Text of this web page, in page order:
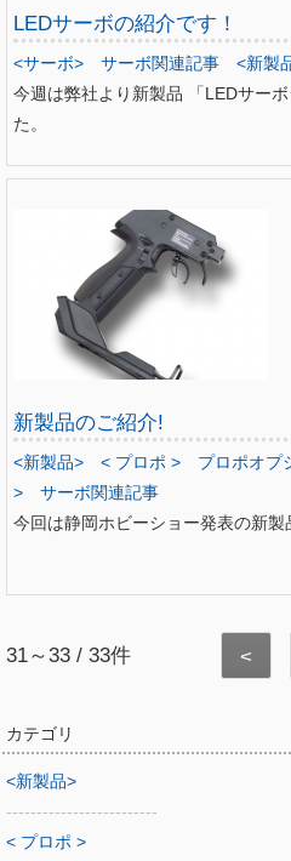
LEDサーボの紹介です！
<サーボ> サーボ関連記事
<新製
今週は弊社より新製品 「LEDサー
た。
新製品のご紹介!
<新製品> < プロポ > プロポオプ
>
サーボ関連記事
今回は静岡ホビーショー発表の新製
31～33 / 33件 <
カテゴリ
<新製品>
-------------------------
< プロポ >